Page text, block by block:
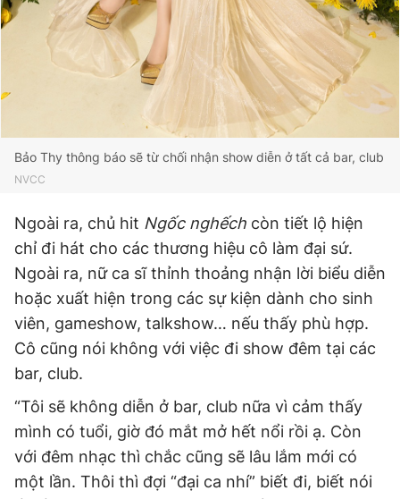
Bảo Thy thông báo sẽ từ chối nhận show diễn ở tất cả bar, club
NVCC
Ngoài ra, chủ hit Ngốc nghếch còn tiết lộ hiện
chỉ đi hát cho các thương hiệu cô làm đại sứ.
Ngoài ra, nữ ca sĩ thỉnh thoảng nhận lời biểu diễn
hoặc xuất hiện trong các sự kiện dành cho sinh
viên, gameshow, talkshow… nếu thấy phù hợp.
Cô cũng nói không với việc đi show đêm tại các
bar, club.
“Tôi sẽ không diễn ở bar, club nữa vì cảm thấy
mình có tuổi, giờ đó mắt mở hết nổi rồi ạ. Còn
với đêm nhạc thì chắc cũng sẽ lâu lắm mới có
một lần. Thôi thì đợi “đại ca nhí” biết đi, biết nói